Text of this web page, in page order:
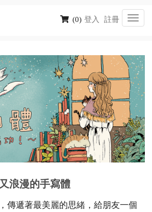
登入 註冊
(0)
浪漫的手寫體
傳遞著最美麗的思緒，給朋友一個